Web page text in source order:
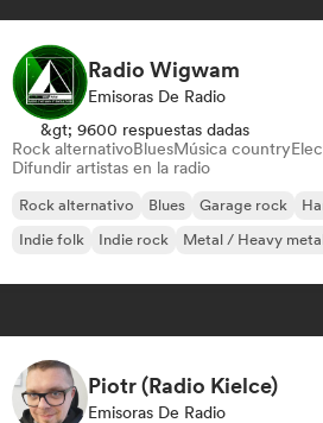
Radio Wigwam
Emisoras De Radio
&gt; 9600 respuestas dadas
Rock alternativoBluesMúsica country
Difundir artistas en la radio
Rock alternativo Blues Garage rock
Indie folk
Indie rock Metal / Heavy
Piotr (Radio Kielce)
Emisoras De Radio